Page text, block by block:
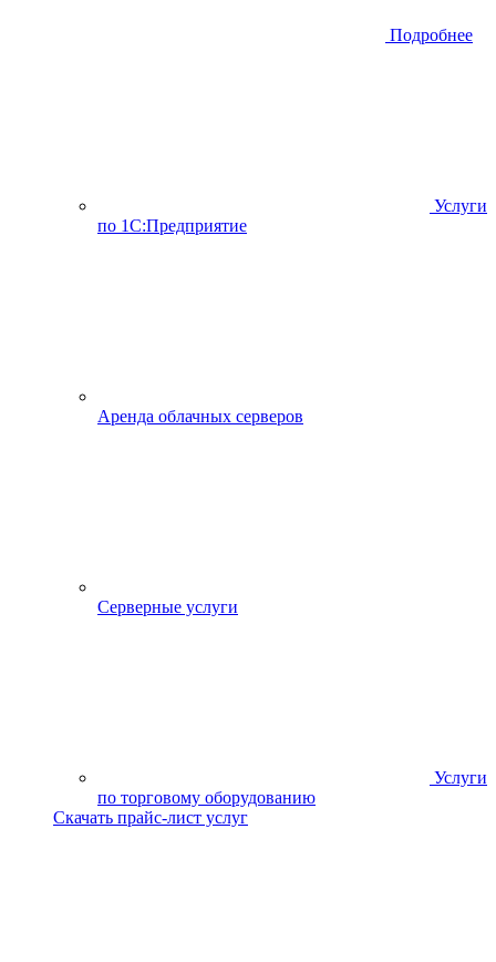
Подробнее
Услуги
по 1С:Предприятие
Аренда облачных серверов
Серверные услуги
Услуги
по торговому оборудованию
Скачать прайс-лист услуг